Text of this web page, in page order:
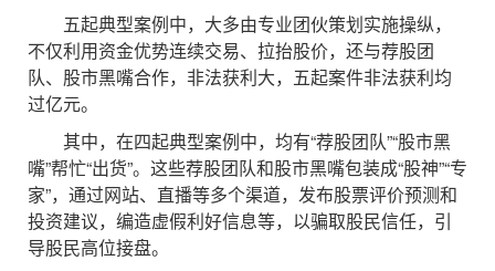
五起典型案例中，大多由专业团伙策划实施操纵，
不仅利用资金优势连续交易、拉抬股价，还与荐股团
队、股市黑嘴合作，非法获利大，五起案件非法获利均
过亿元。
其中，在四起典型案例中，均有“荐股团队”“股市黑
嘴”帮忙“出货”。这些荐股团队和股市黑嘴包装成“股神”“专
家”，通过网站、直播等多个渠道，发布股票评价预测和
投资建议，编造虚假利好信息等，以骗取股民信任，引
导股民高位接盘。